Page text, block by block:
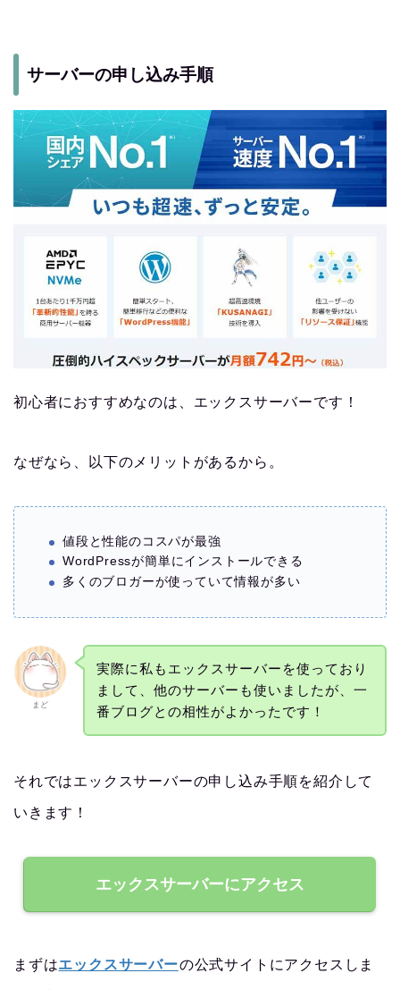
サーバーの申し込み手順
初心者におすすめなのは、エックスサーバーです！
なぜなら、以下のメリットがあるから。
値段と性能のコスパが最強
WordPressが簡単にインストールできる
多くのブロガーが使っていて情報が多い
まど
実際に私もエックスサーバーを使っており
まして、他のサーバーも使いましたが、一
番ブログとの相性がよかったです！
それではエックスサーバーの申し込み手順を紹介して
いきます！
エックスサーバーにアクセス
まずはエックスサーバーの公式サイトにアクセスしま